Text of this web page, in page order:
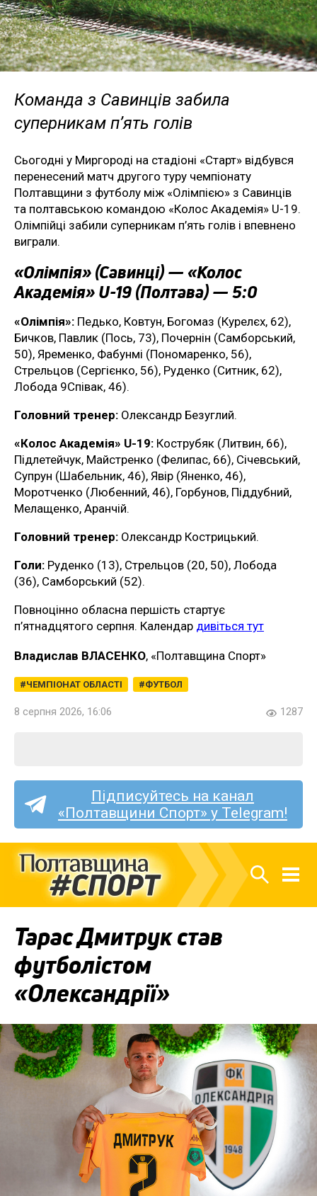
Команда з Савинців забила
суперникам п’ять голів
Сьогодні у Миргороді на стадіоні «Старт» відбувся
перенесений матч другого туру чемпіонату
Полтавщини з футболу між «Олімпією» з Савинців
та полтавською командою «Колос Академія» U-19.
Олімпійці забили суперникам п’ять голів і впевнено
виграли.
«Олімпія» (Савинці) — «Колос
Академія» U-19 (Полтава) — 5:0
«Олімпія»: Педько, Ковтун, Богомаз (Курелєх, 62),
Бичков, Павлик (Пось, 73), Почернін (Самборський,
50), Яременко, Фабунмі (Пономаренко, 56),
Стрельцов (Сергієнко, 56), Руденко (Ситник, 62),
Лобода 9Співак, 46).
Головний тренер: Олександр Безуглий.
«Колос Академія» U-19: Кострубяк (Литвин, 66),
Підлетейчук, Майстренко (Фелипас, 66), Січевський,
Супрун (Шабельник, 46), Явір (Яненко, 46),
Моротченко (Любенний, 46), Горбунов, Піддубний,
Мелащенко, Аранчій.
Головний тренер: Олександр Кострицький.
Голи: Руденко (13), Стрельцов (20, 50), Лобода
(36), Самборський (52).
Повноцінно обласна першість стартує
п’ятнадцятого серпня. Календар дивіться тут
Владислав ВЛАСЕНКО, «Полтавщина Спорт»
ЧЕМПІОНАТ ОБЛАСТІ ФУТБОЛ
8 серпня 2026, 16:06 1287
Підписуйтесь на канал
«Полтавщини Спорт» у Telegram!
Тарас Дмитрук став
футболістом
«Олександрії»